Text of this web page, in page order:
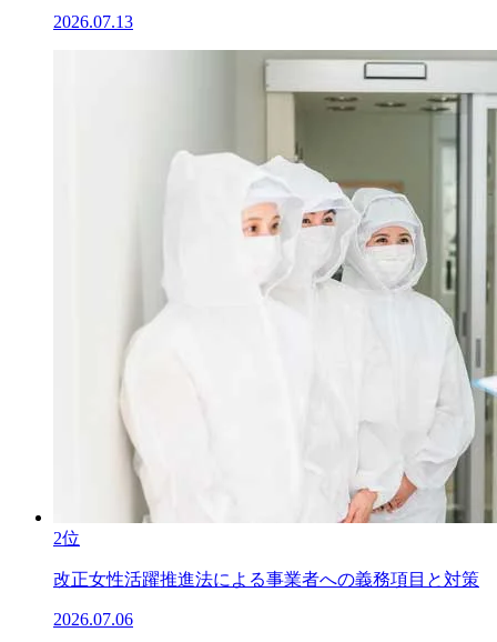
2026.07.13
2位
改正女性活躍推進法による事業者への義務項目と対策
2026.07.06